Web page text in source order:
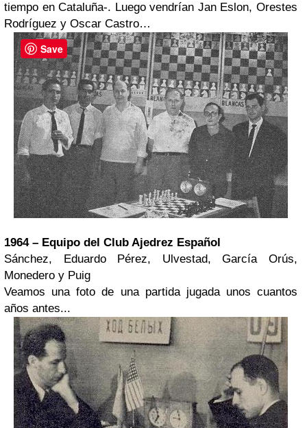
tiempo en Cataluña-. Luego vendrían Jan Eslon, Orestes
Rodríguez y Oscar Castro…
1964 – Equipo del Club Ajedrez Español
Sánchez, Eduardo Pérez, Ulvestad, García Orús,
Monedero y Puig
Veamos una foto de una partida jugada unos cuantos
años antes...
Save